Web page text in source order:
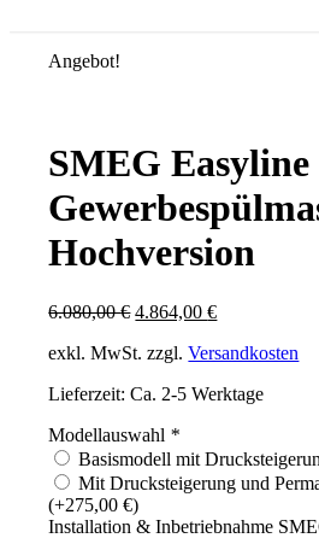
Angebot!
SMEG Easyline
Hochversion
6.080,00€ Ursprünglicher
war:
4.864,00€Aktueller
ist:
exkl. MwSt. zzgl.Versandkosten
Lieferzeit: Ca. 2-5 Werktage
Modellauswahl *
Basismodell mit
Mit Drucksteigerung und
(+275,00€)
Installation & Inbetriebnahme